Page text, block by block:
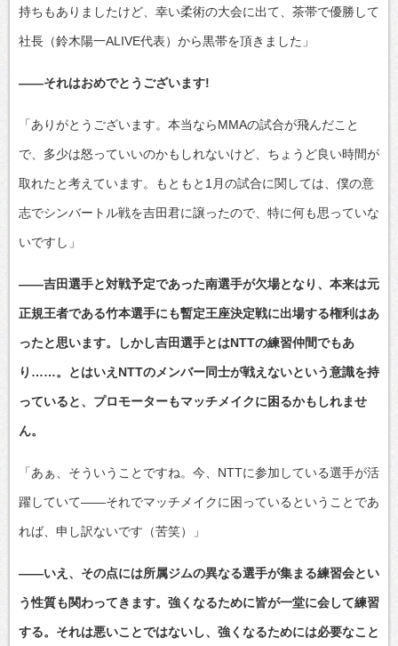
持ちもありましたけど、幸い柔術の大会に出て、茶帯で優勝して
社長（鈴木陽一ALIVE代表）から黒帯を頂きました」
――それはおめでとうございます!
「ありがとうございます。本当ならMMAの試合が飛んだこと
で、多少は怒っていいのかもしれないけど、ちょうど良い時間が
取れたと考えています。もともと1月の試合に関しては、僕の意
志でシンバートル戦を吉田君に譲ったので、特に何も思っていな
いですし」
――吉田選手と対戦予定であった南選手が欠場となり、本来は元
正規王者である竹本選手にも暫定王座決定戦に出場する権利はあ
ったと思います。しかし吉田選手とはNTTの練習仲間でもあ
り……。とはいえNTTのメンバー同士が戦えないという意識を持
っていると、プロモーターもマッチメイクに困るかもしれませ
ん。
「あぁ、そういうことですね。今、NTTに参加している選手が活
躍していて――それでマッチメイクに困っているということであ
れば、申し訳ないです（苦笑）」
――いえ、その点には所属ジムの異なる選手が集まる練習会とい
う性質も関わってきます。強くなるために皆が一堂に会して練習
する。それは悪いことではないし、強くなるためには必要なこと